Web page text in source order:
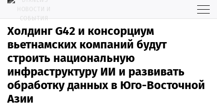
Холдинг G42 и консорциум
вьетнамских компаний будут
строить национальную
инфраструктуру ИИ и развивать
обработку данных в Юго-Восточной
Азии